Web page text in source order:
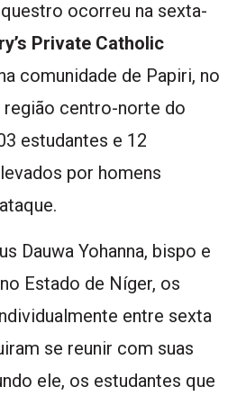
ocorreu na sexta-
Private Catholic
comunidade de Papiri, no
região centro-norte do
estudantes e 12
por homens
Dauwa Yohanna, bispo e
Estado de Níger, os
entre sexta
se reunir com suas
ele, os estudantes que